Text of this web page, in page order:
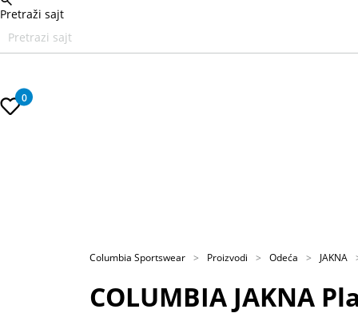
Pretraži sajt
Unesite željeni pojam za pretragu, koristite Tab za navigaciju kroz
0
Columbia Sportswear Proizvodi Odeća JAKNA
COLUMBIA JAKNA